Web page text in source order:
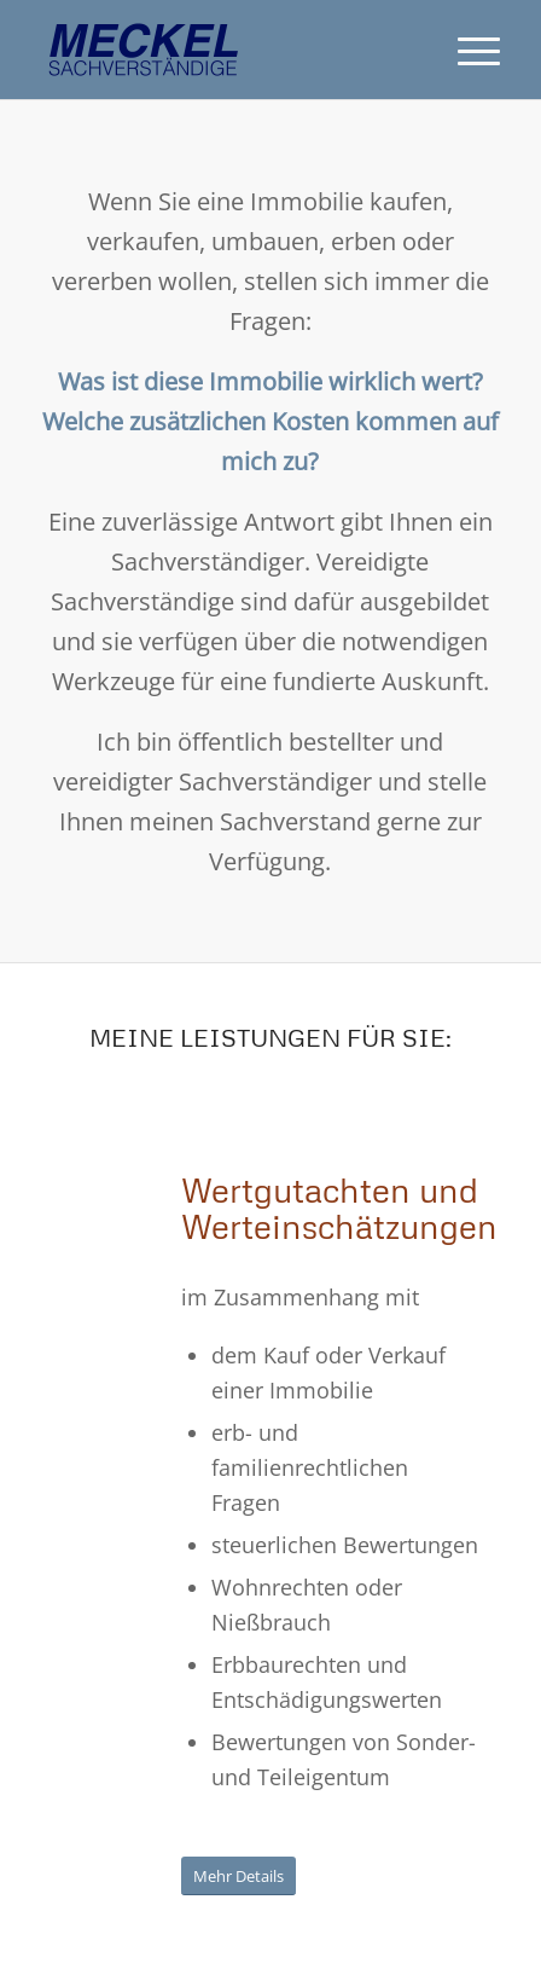
Wenn Sie eine Immobilie kaufen,
verkaufen, umbauen, erben oder
vererben wollen, stellen sich immer die
Fragen:
Was ist diese Immobilie wirklich wert?
Welche zusätzlichen Kosten kommen auf
mich zu?
Eine zuverlässige Antwort gibt Ihnen ein
Sachverständiger. Vereidigte
Sachverständige sind dafür ausgebildet
und sie verfügen über die notwendigen
Werkzeuge für eine fundierte Auskunft.
Ich bin öffentlich bestellter und
vereidigter Sachverständiger und stelle
Ihnen meinen Sachverstand gerne zur
Verfügung.
MEINE LEISTUNGEN FÜR SIE:
Wertgutachten und
Werteinschätzungen
im Zusammenhang mit
dem Kauf oder Verkauf
einer Immobilie
erb- und
familienrechtlichen
Fragen
steuerlichen Bewertungen
Wohnrechten oder
Nießbrauch
Erbbaurechten und
Entschädigungswerten
Bewertungen von Sonder-
und Teileigentum
Mehr Details